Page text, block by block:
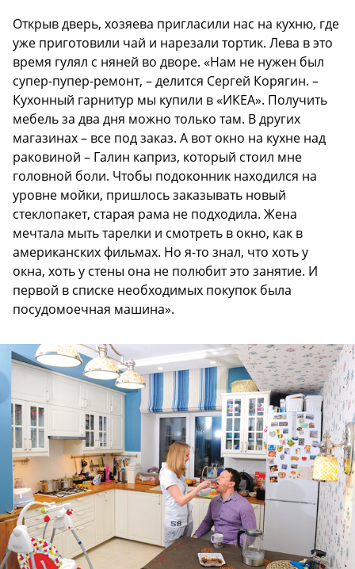
Открыв дверь, хозяева пригласили нас на кухню, где
уже приготовили чай и нарезали тортик. Лева в это
время гулял с няней во дворе. «Нам не нужен был
супер-пупер-ремонт, – делится Сергей Корягин. –
Кухонный гарнитур мы купили в «ИКЕА». Получить
мебель за два дня можно только там. В других
магазинах – все под заказ. А вот окно на кухне над
раковиной – Галин каприз, который стоил мне
головной боли. Чтобы подоконник находился на
уровне мойки, пришлось заказывать новый
стеклопакет, старая рама не подходила. Жена
мечтала мыть тарелки и смотреть в окно, как в
американских фильмах. Но я-то знал, что хоть у
окна, хоть у стены она не полюбит это занятие. И
первой в списке необходимых покупок была
посудомоечная машина».